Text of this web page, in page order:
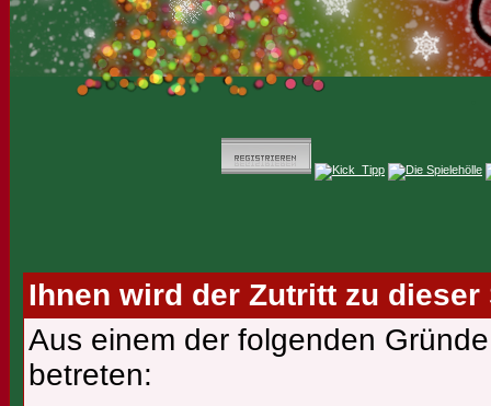
Ihnen wird der Zutritt zu dieser
Aus einem der folgenden
betreten: